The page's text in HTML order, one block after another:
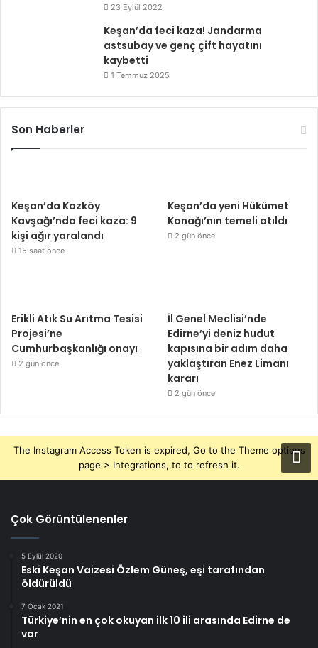
23 Eylül 2022
Keşan’da feci kaza! Jandarma
astsubay ve genç çift hayatını
kaybetti
1 Temmuz 2025
Son Haberler
Keşan’da Kozköy
Kavşağı’nda feci kaza: 9
kişi ağır yaralandı
15 saat önce
Keşan’da yeni Hükümet
Konağı’nın temeli atıldı
2 gün önce
Erikli Atık Su Arıtma Tesisi
Projesi’ne
Cumhurbaşkanlığı onayı
2 gün önce
İl Genel Meclisi’nde
Edirne’yi deniz hudut
kapısına bir adım daha
yaklaştıran Enez Limanı
kararı
2 gün önce
The Instagram Access Token is expired, Go to the Theme options
page > Integrations, to to refresh it.
Çok Görüntülenenler
5 Eylül 2020
Eski Keşan Vaizesi Özlem Güneş, eşi tarafından
öldürüldü
7 Ocak 2021
Türkiye’nin en çok okuyan ilk 10 ili arasında Edirne de
var